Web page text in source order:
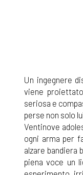
Un ingegnere
viene
seriosa e
perse non solo
Ventinove
ogni arma per
alzare bandiera
piena voce un